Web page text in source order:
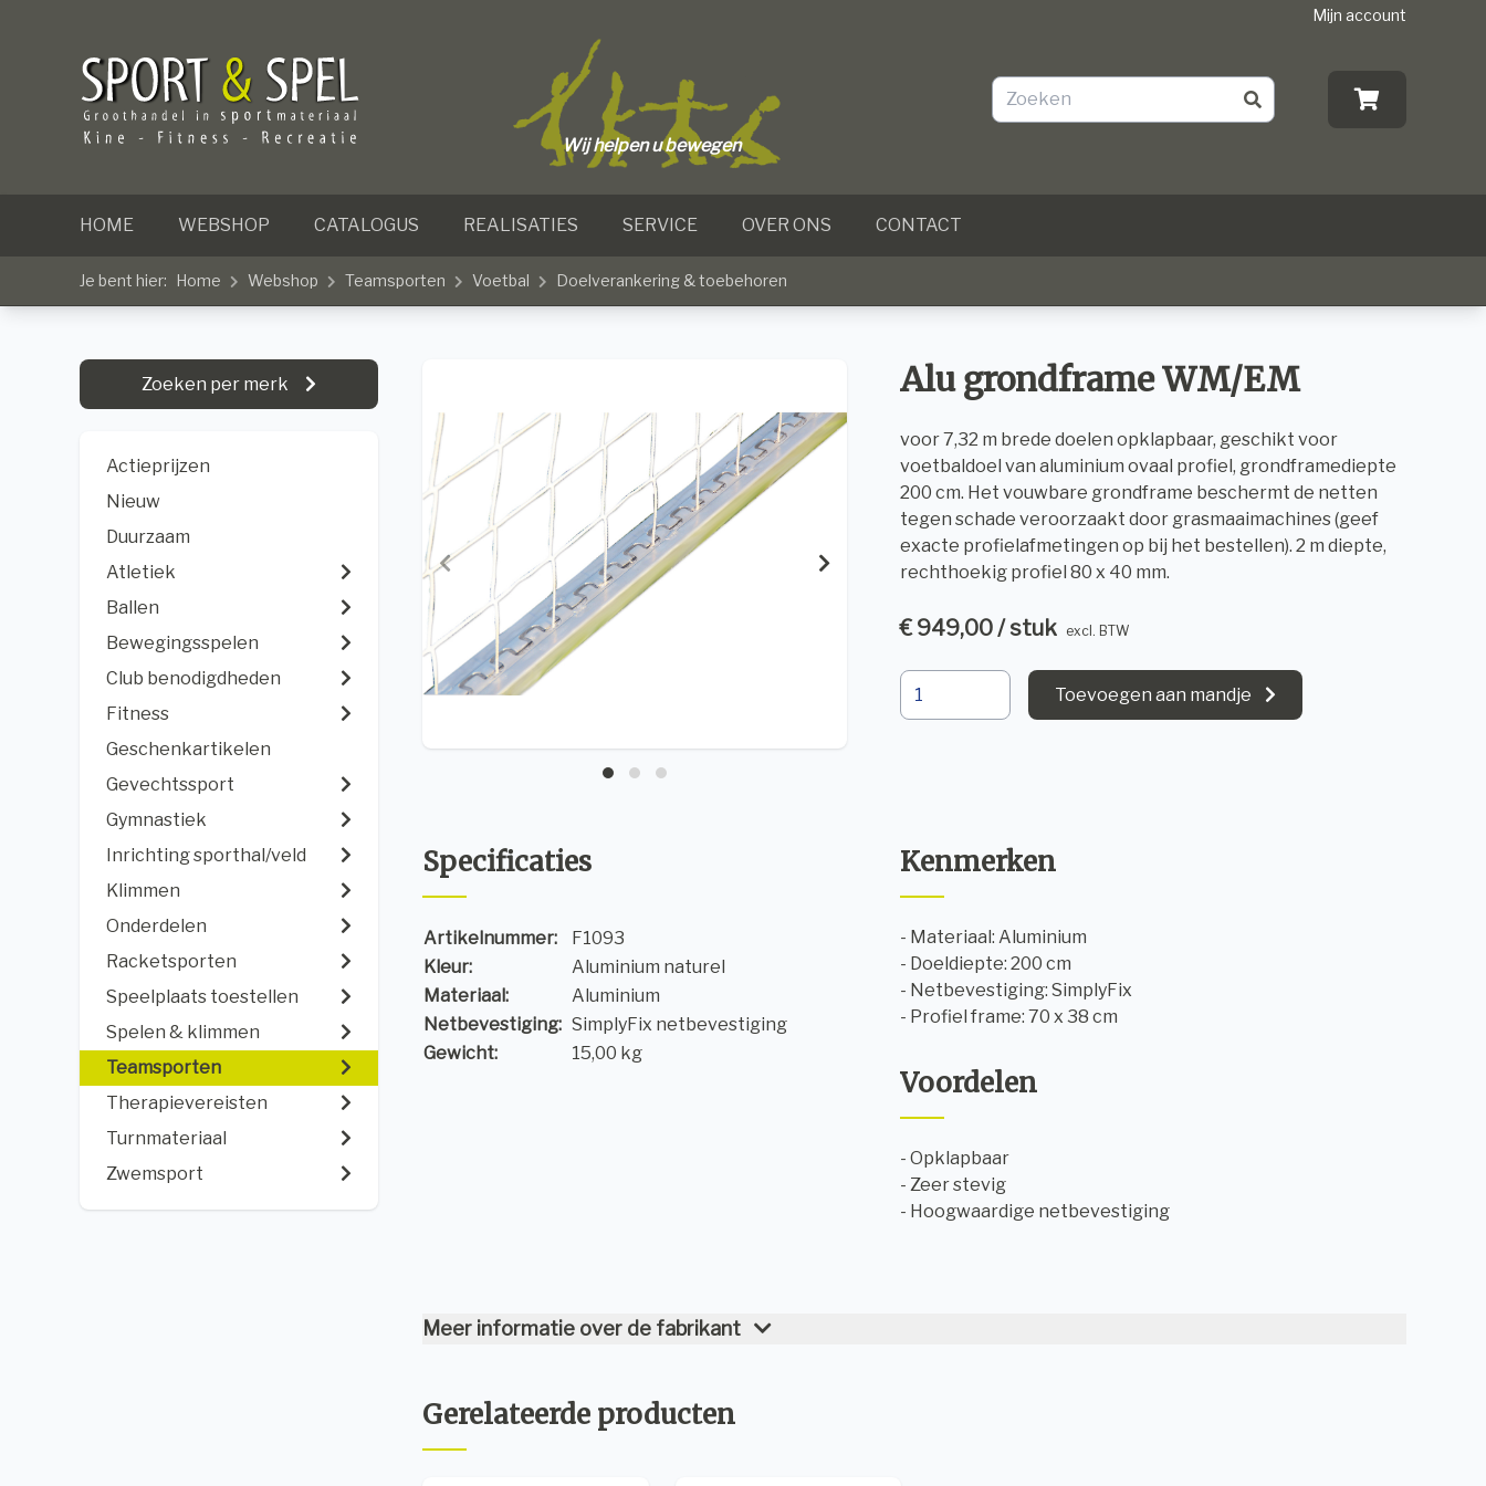
Mijn account
Wij helpen u bewegen
HOME WEBSHOP CATALOGUS REALISATIES SERVICE OVER ONS CONTACT
Je bent hier: Home Webshop Teamsporten Voetbal Doelverankering & toebehoren
Zoeken per merk
Actieprijzen
Nieuw
Duurzaam
Atletiek
Ballen
Bewegingsspelen
Club benodigdheden
Fitness
Geschenkartikelen
Gevechtssport
Gymnastiek
Inrichting sporthal/veld
Klimmen
Onderdelen
Racketsporten
Speelplaats toestellen
Spelen & klimmen
Teamsporten
Therapievereisten
Turnmateriaal
Zwemsport
Alu grondframe WM/EM
voor 7,32 m brede doelen opklapbaar, geschikt voor
voetbaldoel van aluminium ovaal profiel, grondframediepte
200 cm. Het vouwbare grondframe beschermt de netten
tegen schade veroorzaakt door grasmaaimachines (geef
exacte profielafmetingen op bij het bestellen). 2 m diepte,
rechthoekig profiel 80 x 40 mm.
€ 949,00 / stuk excl. BTW
Toevoegen aan mandje
Specificaties
Artikelnummer:
F1093
Kleur:
Aluminium naturel
Materiaal:
Aluminium
Netbevestiging: SimplyFix netbevestiging
Gewicht:
15,00 kg
Kenmerken
- Materiaal: Aluminium
- Doeldiepte: 200 cm
- Netbevestiging: SimplyFix
- Profiel frame: 70 x 38 cm
Voordelen
- Opklapbaar
- Zeer stevig
- Hoogwaardige netbevestiging
Meer informatie over de fabrikant
Gerelateerde producten